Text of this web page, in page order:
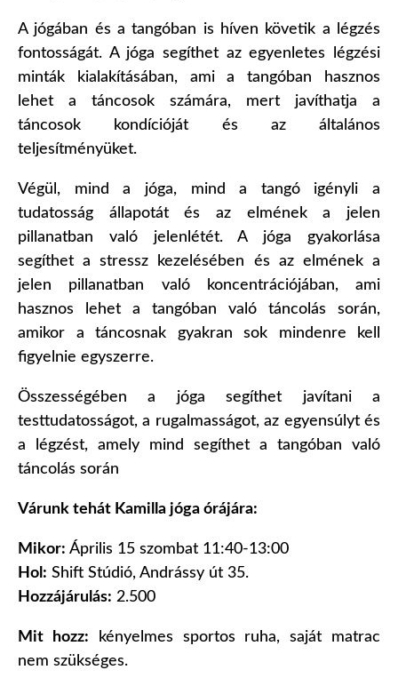
A jógában és a tangóban is híven követik a légzés
fontosságát. A jóga segíthet az egyenletes légzési
minták kialakításában, ami a tangóban hasznos
lehet a táncosok számára, mert javíthatja a
táncosok kondícióját és az általános
teljesítményüket.
Végül, mind a jóga, mind a tangó igényli a
tudatosság állapotát és az elmének a jelen
pillanatban való jelenlétét. A jóga gyakorlása
segíthet a stressz kezelésében és az elmének a
jelen pillanatban való koncentrációjában, ami
hasznos lehet a tangóban való táncolás során,
amikor a táncosnak gyakran sok mindenre kell
figyelnie egyszerre.
Összességében a jóga segíthet javítani a
testtudatosságot, a rugalmasságot, az egyensúlyt és
a légzést, amely mind segíthet a tangóban való
táncolás során
Várunk tehát Kamilla jóga órájára:
Mikor: Április 15 szombat 11:40-13:00
Hol: Shift Stúdió, Andrássy út 35.
Hozzájárulás: 2.500
Mit hozz: kényelmes sportos ruha, saját matrac
nem szükséges.